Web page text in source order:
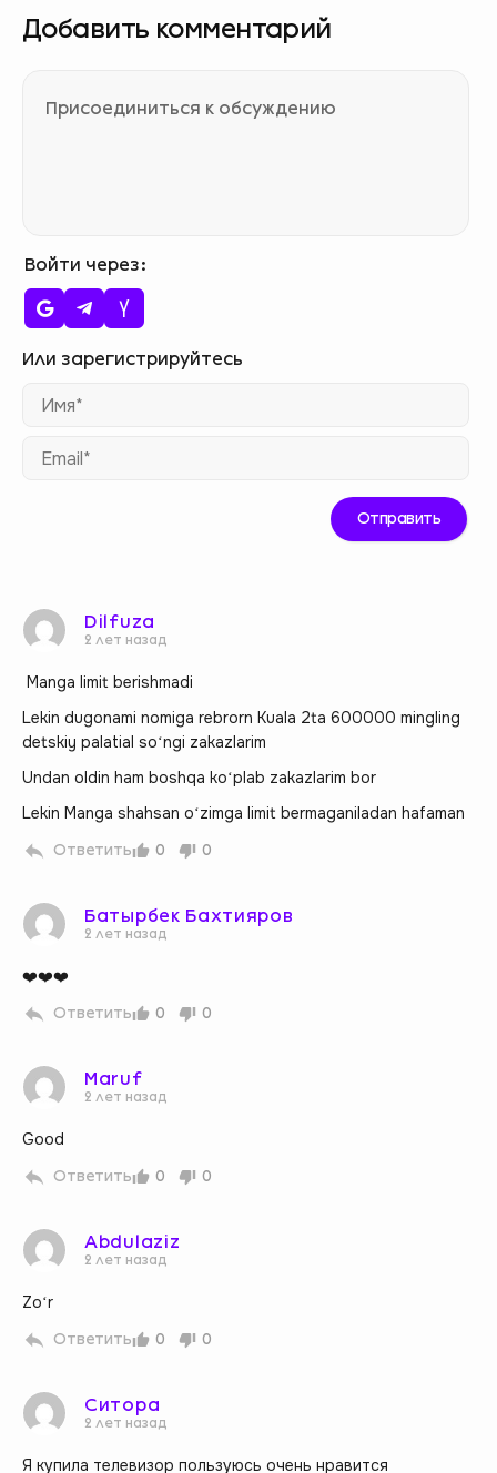
Добавить комментарий
Войти через
Dilfuza
2 лет назад
Manga limit berishmadi
Lekin dugonami nomiga rebrorn Kuala 2ta 600000 mingling
detskiy palatial soʻngi zakazlarim
Undan oldin ham boshqa koʻplab zakazlarim bor
Lekin Manga shahsan oʻzimga limit bermaganiladan hafaman
0 0
Ответить
Батырбек Бахтияров
2 лет назад
❤️❤️❤️
0 0
Ответить
Maruf
2 лет назад
Good
0 0
Ответить
Abdulaziz
2 лет назад
Zoʻr
0 0
Ответить
Ситора
2 лет назад
Я купила телевизор пользуюсь очень нравится